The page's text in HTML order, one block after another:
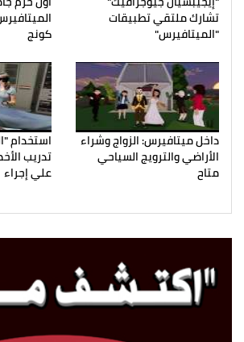
تشارك ملتقي تطبيقات
"الميتافيرس" كونج
داخل ميتافيرس: الزواج وشراء
الأراضي والترويج السياحي
متاح
استخدام
تدريب
علي إجراء